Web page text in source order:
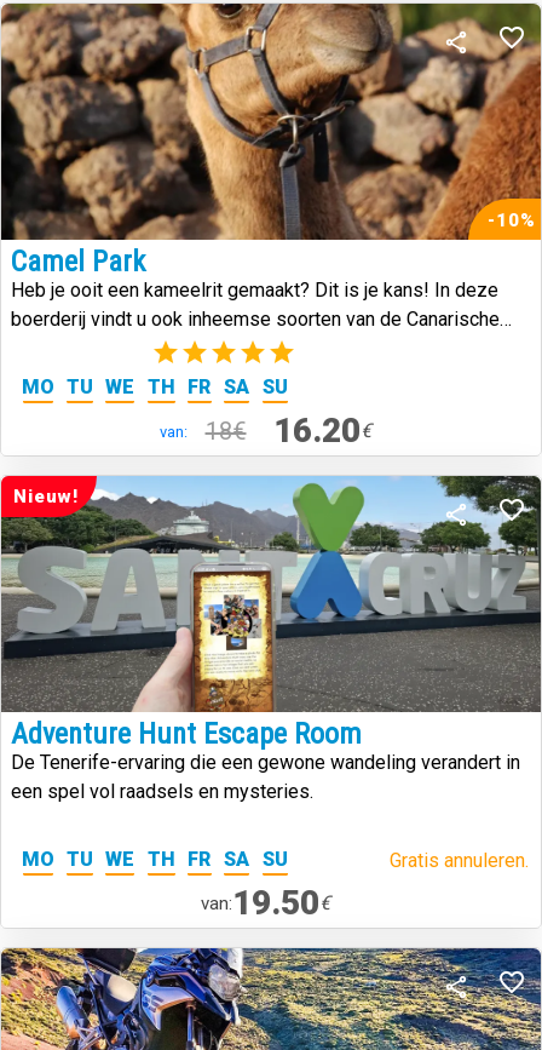
-10%
Camel Park
Heb je ooit een kameelrit gemaakt? Dit is je kans! In deze
boerderij vindt u ook inheemse soorten van de Canarische
(3)
MO TU WE TH FR SA SU
van: 18€ 16.20€
Nieuw!
Adventure Hunt Escape Room
De Tenerife-ervaring die een gewone wandeling verandert in
een spel vol raadsels en mysteries.
MO TU WE TH FR SA SU Gratis annuleren.
van:19.50€